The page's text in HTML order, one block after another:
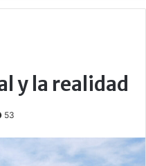
y la realidad
53